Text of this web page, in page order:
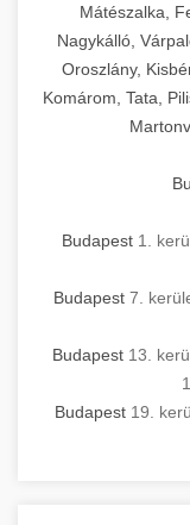
Mátészalka,
Nagykálló,
Oroszlány,
Komárom, Tata,
Budapest 1.
Budapest 7.
Budapest 13.
Budapest 19.